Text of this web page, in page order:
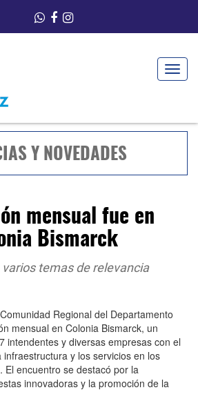
Toggle
Y NOVEDADES
mensual fue en
Bismarck
temas de relevancia
Regional del Departamento
mensual en Colonia Bismarck, un
intendentes y diversas empresas con el
y los servicios en los
El encuentro se destacó por la
innovadoras y la promoción de la